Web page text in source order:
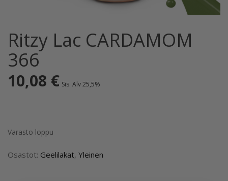
Ritzy Lac CARDAMOM
366
10,08 € Sis. Alv 25,5%
Varasto loppu
Osastot: Geelilakat, Yleinen